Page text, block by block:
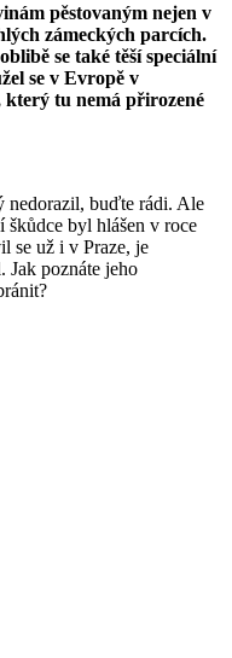
pěstovaným nejen v
zámeckých parcích.
se také těší speciální
se v Evropě v
který tu nemá přirozené
nedorazil, buďte rádi. Ale
byl hlášen v roce
se už i v Praze, je
Jak poznáte jeho